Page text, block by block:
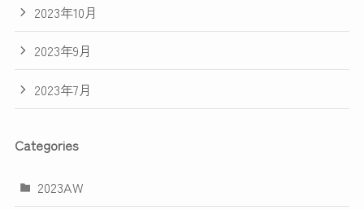
2023年10月
2023年9月
2023年7月
Categories
2023AW